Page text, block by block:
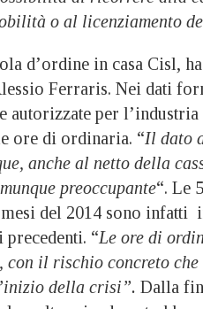
o al licenziamento
d’ordine in casa Cisl,
Ferraris. Nei dati
autorizzate per l’industria
ore di ordinaria. “Il dato
anche al netto della
preoccupante“. Le
del 2014 sono infatti
“Le ore di
con il rischio concreto
della crisi”. Dalla